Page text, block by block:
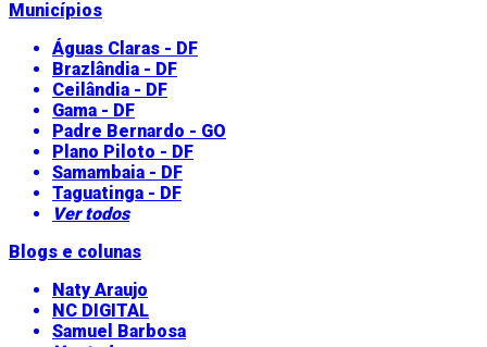
Municípios
Águas Claras - DF
Brazlândia - DF
Ceilândia - DF
Gama - DF
Padre Bernardo - GO
Plano Piloto - DF
Samambaia - DF
Taguatinga - DF
Ver todos
Blogs e colunas
Naty Araujo
NC DIGITAL
Samuel Barbosa